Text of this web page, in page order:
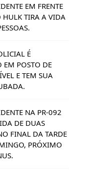
EM FRENTE
HULK TIRA A VIDA
É
EM POSTO DE
E TEM SUA
NA PR-092
DE DUAS
FINAL DA TARDE
PRÓXIMO